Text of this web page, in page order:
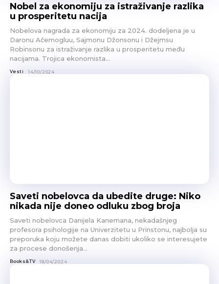
Nobel za ekonomiju za istraživanje razlika
u prosperitetu nacija
Nobelova nagrada za ekonomiju za 2024. dodeljena je u
Daronu Ačemogluu, Sajmonu Džonsonu i Džejmsu
Robinsonu za istraživanje razlika u prosperitetu među
nacijama. Trojica ekonomista...
Vesti 14/10/2024
Saveti nobelovca da ubedite druge: Niko
nikada nije doneo odluku zbog broja
Saveti nobelovca Danijela Kanemana, nekadašnjeg
profesora psihologije na Univerzitetu u Prinstonu, najbolja su
preporuka koju možete danas dobiti ukoliko se interesujete
za procese donošenja...
Books&TV 18/04/2024